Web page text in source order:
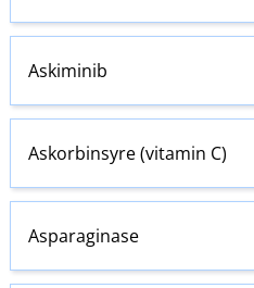
Askiminib
Askorbinsyre (vitamin C)
Asparaginase